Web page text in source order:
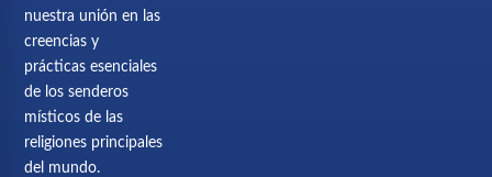
nuestra unión en las
creencias y
prácticas esenciales
de los senderos
místicos de las
religiones principales
del mundo.